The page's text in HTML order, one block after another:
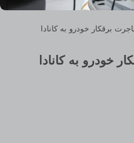
برقکار خودرو به کانادا
خودرو به کانادا